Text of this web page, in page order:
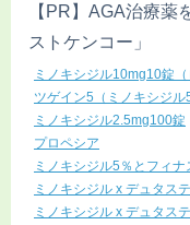
【PR】AGA治療薬
ストケンコー」
ミノキシジル10mg10錠
ツゲイン5（ミノキシジル
ミノキシジル2.5mg100錠
プロペシア
ミノキシジル5％とフィ
ミノキシジル x デュタス
ミノキシジル x デュタス